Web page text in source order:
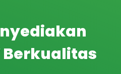
Berkualitas